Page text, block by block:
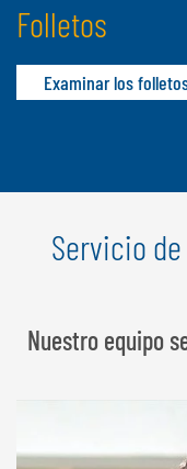
Folletos
Examinar los
Servicio
Nuestro equipo